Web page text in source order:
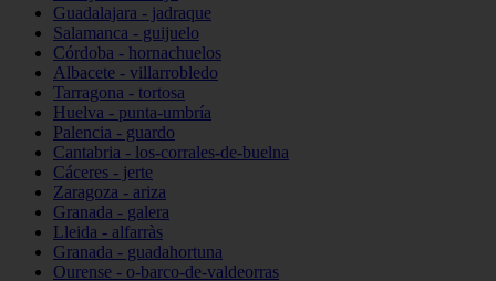
Guadalajara - jadraque
Salamanca - guijuelo
Córdoba - hornachuelos
Albacete - villarrobledo
Tarragona - tortosa
Huelva - punta-umbría
Palencia - guardo
Cantabria - los-corrales-de-buelna
Cáceres - jerte
Zaragoza - ariza
Granada - galera
Lleida - alfarràs
Granada - guadahortuna
Ourense - o-barco-de-valdeorras